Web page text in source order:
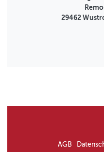
29462
AGB